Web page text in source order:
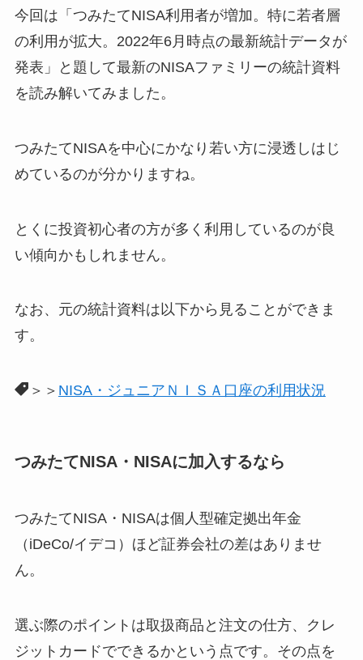
今回は「つみたてNISA利用者が増加。特に若者層
の利用が拡大。2022年6月時点の最新統計データが
発表」と題して最新のNISAファミリーの統計資料
を読み解いてみました。
つみたてNISAを中心にかなり若い方に浸透しはじ
めているのが分かりますね。
とくに投資初心者の方が多く利用しているのが良
い傾向かもしれません。
なお、元の統計資料は以下から見ることができま
す。
＞＞ NISA・ジュニアＮＩＳＡ口座の利用状況
つみたてNISA・NISAに加入するなら
つみたてNISA・NISAは個人型確定拠出年金
（iDeCo/イデコ）ほど証券会社の差はありませ
ん。
選ぶ際のポイントは取扱商品と注文の仕方、クレ
ジットカードでできるかという点です。その点を